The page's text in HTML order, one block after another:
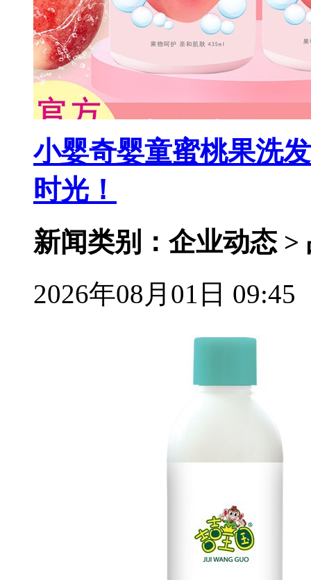
小婴奇婴童蜜桃果洗
时光！
新闻类别：企业动态 >
2026年08月01日 09:45